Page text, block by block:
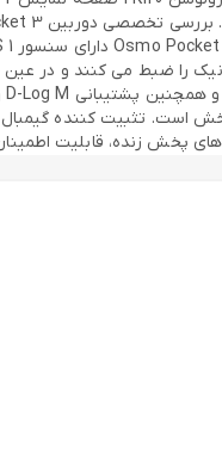
آماده ثبت هر لحظه
اضافه می کند.
کادر هستید، آماده